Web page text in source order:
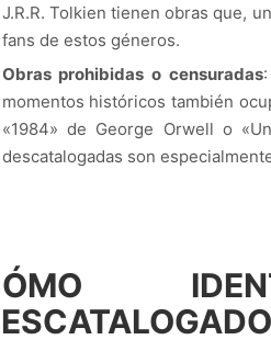
J.R.R. Tolkien tienen obras que,
fans de estos géneros.
Obras prohibidas o censuradas
momentos históricos también
«1984» de George Orwell o
descatalogadas son